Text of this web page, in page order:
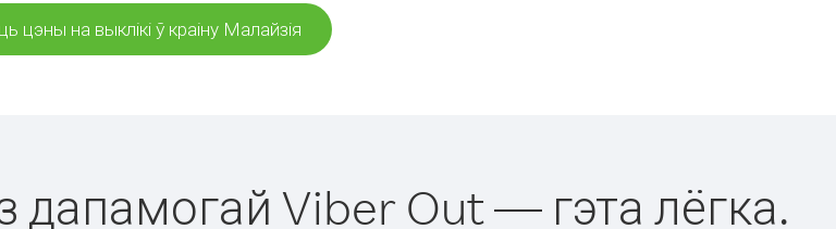
цэны на выклікі ў краіну Малайзія
дапамогай Viber Out — гэта лёгка.